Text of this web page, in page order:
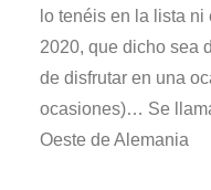
lo tenéis en la lista
2020, que dicho sea
de disfrutar en una
ocasiones)… Se
Oeste de Alemania